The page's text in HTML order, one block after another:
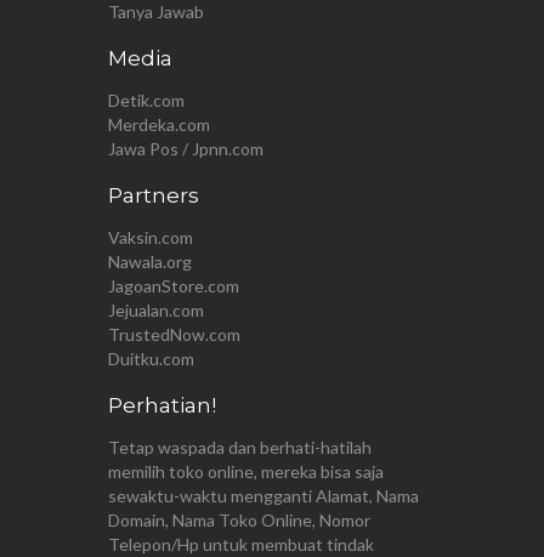
Tanya Jawab
Media
Detik.com
Merdeka.com
Jawa Pos / Jpnn.com
Partners
Vaksin.com
Nawala.org
JagoanStore.com
Jejualan.com
TrustedNow.com
Duitku.com
Perhatian!
Tetap waspada dan berhati-hatilah
memilih toko online, mereka bisa saja
sewaktu-waktu mengganti Alamat, Nama
Domain, Nama Toko Online, Nomor
Telepon/Hp untuk membuat tindak